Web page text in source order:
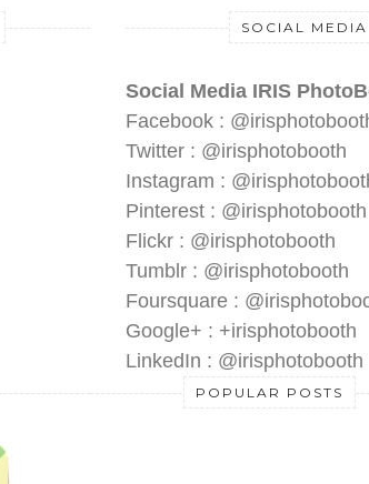
SOCIAL MEDIA
Social Media IRIS
Facebook :
Twitter : @irisphotobooth
Instagram :
Pinterest : @irisphotobooth
Flickr : @irisphotobooth
Tumblr : @irisphotobooth
Foursquare :
Google+ : +irisphotobooth
LinkedIn : @irisphotobooth
POPULAR POSTS